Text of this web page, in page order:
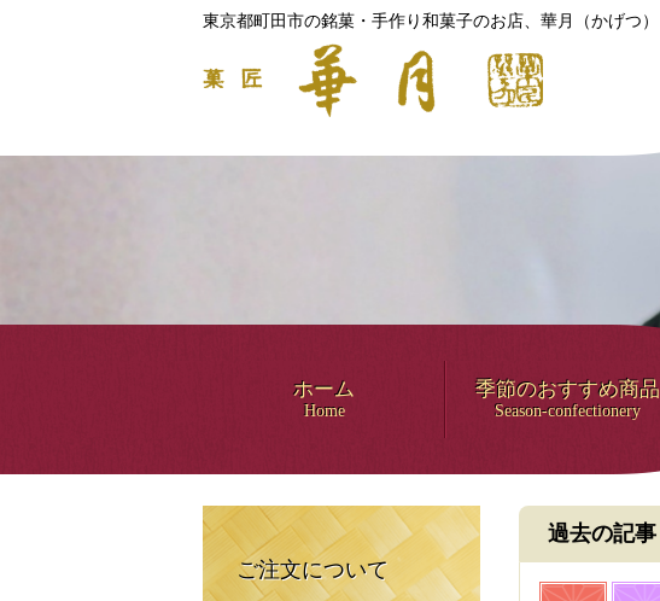
東京都町田市の銘菓・手作り和菓子のお店、華月（かげつ）
ホーム
Home
季節のおすすめ商品
Season-confectionery
過去の記事
ご注文について